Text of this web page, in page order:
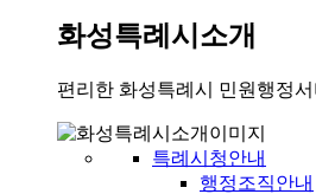
화성특례시소개
편리한 화성특례시 민원행정
특례시청안내
행정조직안내